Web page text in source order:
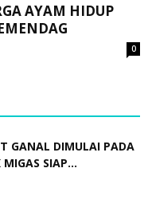
AYAM HIDUP
0
GANAL DIMULAI PADA
MIGAS SIAP...